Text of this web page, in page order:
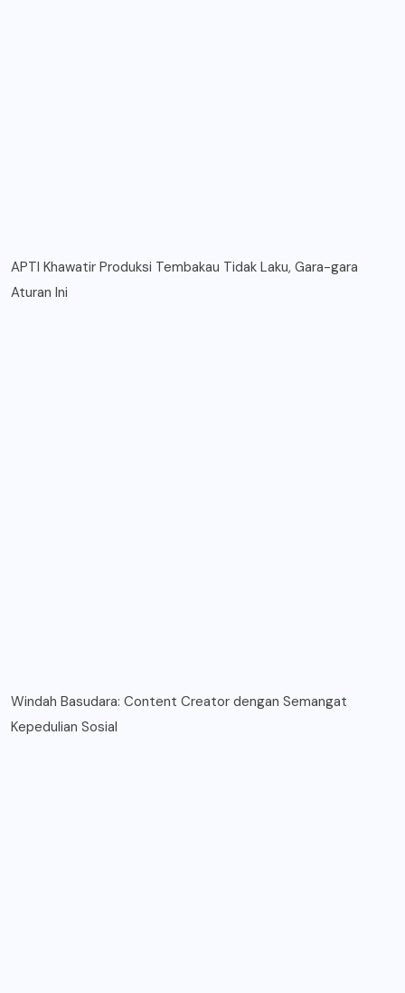
APTI Khawatir Produksi Tembakau Tidak Laku, Gara-gara
Aturan Ini
Windah Basudara: Content Creator dengan Semangat
Kepedulian Sosial